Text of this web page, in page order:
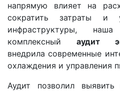
напрямую влияет на
сократить затраты и
инфраструктуры,
комплексный аудит
внедрила современные
охлаждения и управления
Аудит позволил выявить